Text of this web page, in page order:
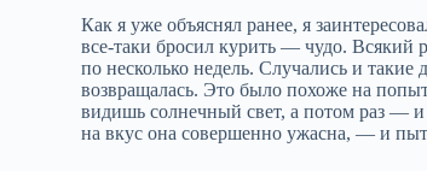
Как я уже объяснял ранее, я
все‑таки бросил курить — чудо.
по несколько недель. Случались и
возвращалась. Это было похоже на
видишь солнечный свет, а потом раз —
на вкус она совершенно ужасна, — и